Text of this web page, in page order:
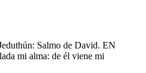
Salmo de David. EN
mi alma: de él viene mi